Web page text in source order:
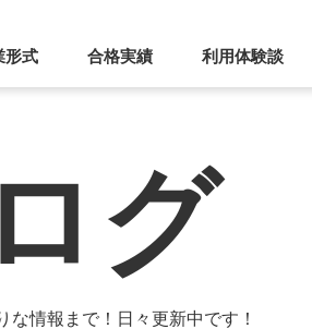
形式 合格実績 利用体験談
グ
な情報まで！日々更新中です！